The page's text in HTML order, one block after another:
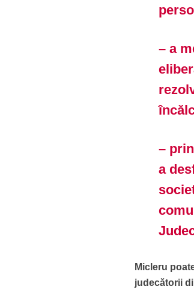
– a
–
a
Micleru
judecătorii